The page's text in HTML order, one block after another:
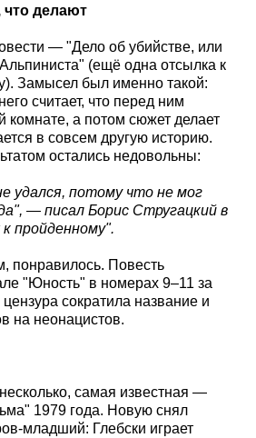
что делают
— "Дело об убийстве, или
(ещё одна отсылка к
Замысел был именно такой:
считает, что перед ним
комнате, а потом сюжет делает
в совсем другую историю.
остались недовольны:
удался, потому что не мог
— писал Борис Стругацкий в
пройденному".
понравилось. Повесть
"Юность" в номерах 9–11 за
сократила название и
на неонацистов.
самая известная —
1979 года. Новую снял
младший: Глебски играет